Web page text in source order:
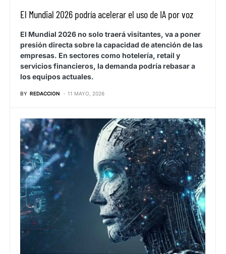
El Mundial 2026 podría acelerar el uso de IA por voz
El Mundial 2026 no solo traerá visitantes, va a poner
presión directa sobre la capacidad de atención de las
empresas. En sectores como hotelería, retail y
servicios financieros, la demanda podría rebasar a
los equipos actuales.
BY REDACCION 11 MAYO, 2026